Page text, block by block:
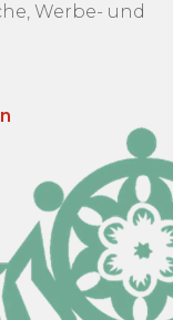
Werbe- und